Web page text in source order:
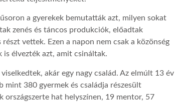
a gyerekek bemutatták azt, milyen sokat
zenés és táncos produkciók, előadtak
vettek. Ezen a napon nem csak a közönség
is élvezték azt, amit csináltak.
akár egy nagy család. Az elmúlt 13 év
mint 380 gyermek és családja részesült
országszerte hat helyszínen, 19 mentor, 57